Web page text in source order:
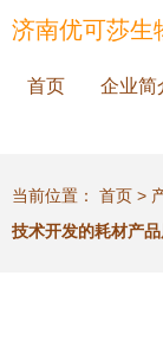
济南优可莎生
首页 企业简
当前位置： 首页 >
技术开发的耗材产